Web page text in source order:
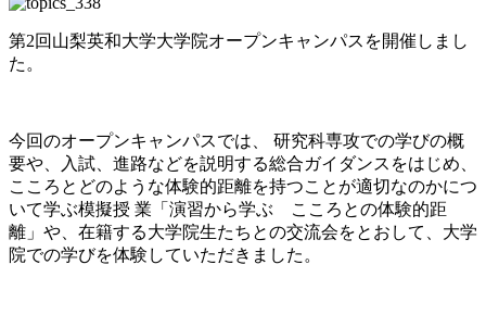
第2回山梨英和大学大学院オープンキャンパスを開催しまし
た。
今回のオープンキャンパスでは、 研究科専攻での学びの概
要や、入試、進路などを説明する総合ガイダンスをはじめ、
こころとどのような体験的距離を持つことが適切なのかにつ
いて学ぶ模擬授 業「演習から学ぶ こころとの体験的距
離」や、在籍する大学院生たちとの交流会をとおして、大学
院での学びを体験していただきました。